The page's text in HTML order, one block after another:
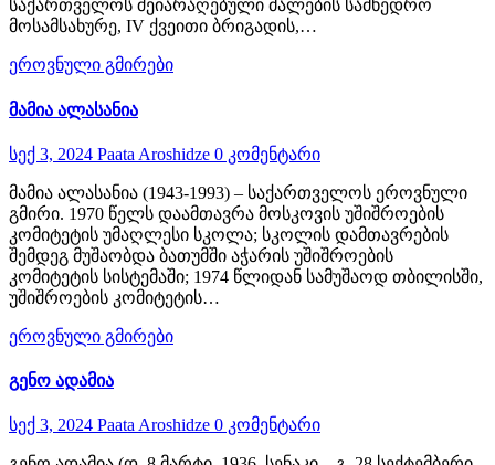
საქართველოს შეიარაღებული ძალების სამხედრო
მოსამსახურე, IV ქვეითი ბრიგადის,…
ეროვნული გმირები
მამია ალასანია
სექ 3, 2024 Paata Aroshidze 0 კომენტარი
მამია ალასანია (1943-1993) – საქართველოს ეროვნული
გმირი. 1970 წელს დაამთავრა მოსკოვის უშიშროების
კომიტეტის უმაღლესი სკოლა; სკოლის დამთავრების
შემდეგ მუშაობდა ბათუმში აჭარის უშიშროების
კომიტეტის სისტემაში; 1974 წლიდან სამუშაოდ თბილისში,
უშიშროების კომიტეტის…
ეროვნული გმირები
გენო ადამია
სექ 3, 2024 Paata Aroshidze 0 კომენტარი